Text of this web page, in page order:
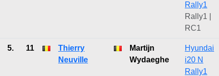
Rally1
Rally1 |
RC1
5. 11
Thierry
Neuville
Martijn
Wydaeghe
Hyundai
i20 N
Rally1